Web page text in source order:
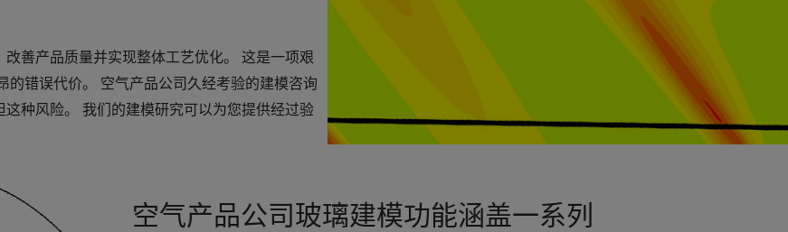
善产品质量并实现整体工艺优化。 这是一项艰
错误代价。 空气产品公司久经考验的建模咨询
种风险。 我们的建模研究可以为您提供经过验
空气产品公司玻璃建模功能涵盖一系列